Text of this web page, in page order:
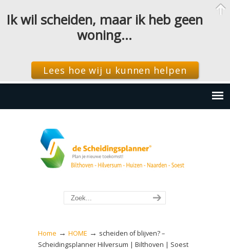
Home → HOME → scheiden of blijven? –
Scheidingsplanner Hilversum | Bilthoven | Soest
Ik wil scheiden, maar ik heb geen
woning…
Lees hoe wij u kunnen helpen